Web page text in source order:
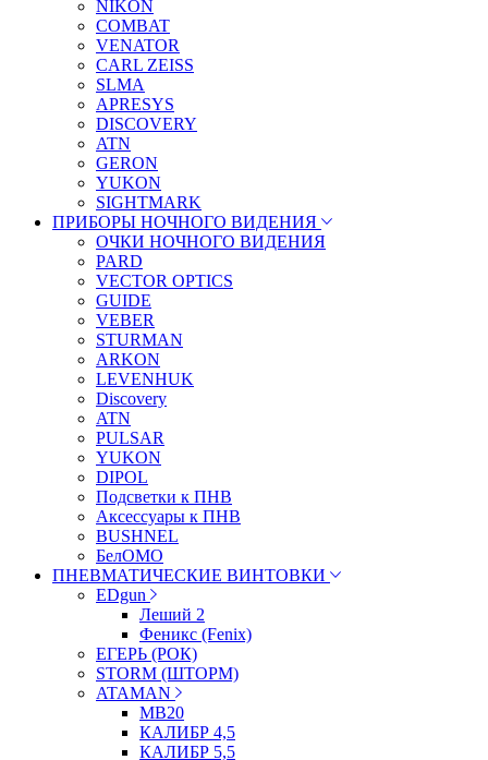
NIKON
COMBAT
VENATOR
CARL ZEISS
SLMA
APRESYS
DISCOVERY
ATN
GERON
YUKON
SIGHTMARK
ПРИБОРЫ НОЧНОГО ВИДЕНИЯ
ОЧКИ НОЧНОГО ВИДЕНИЯ
PARD
VECTOR OPTICS
GUIDE
VEBER
STURMAN
ARKON
LEVENHUK
Discovery
ATN
PULSAR
YUKON
DIPOL
Подсветки к ПНВ
Аксессуары к ПНВ
BUSHNEL
БелОМО
ПНЕВМАТИЧЕСКИЕ ВИНТОВКИ
EDgun
Леший 2
Феникс (Fenix)
ЕГЕРЬ (РОК)
STORM (ШТОРМ)
ATAMAN
МВ20
КАЛИБР 4,5
КАЛИБР 5,5